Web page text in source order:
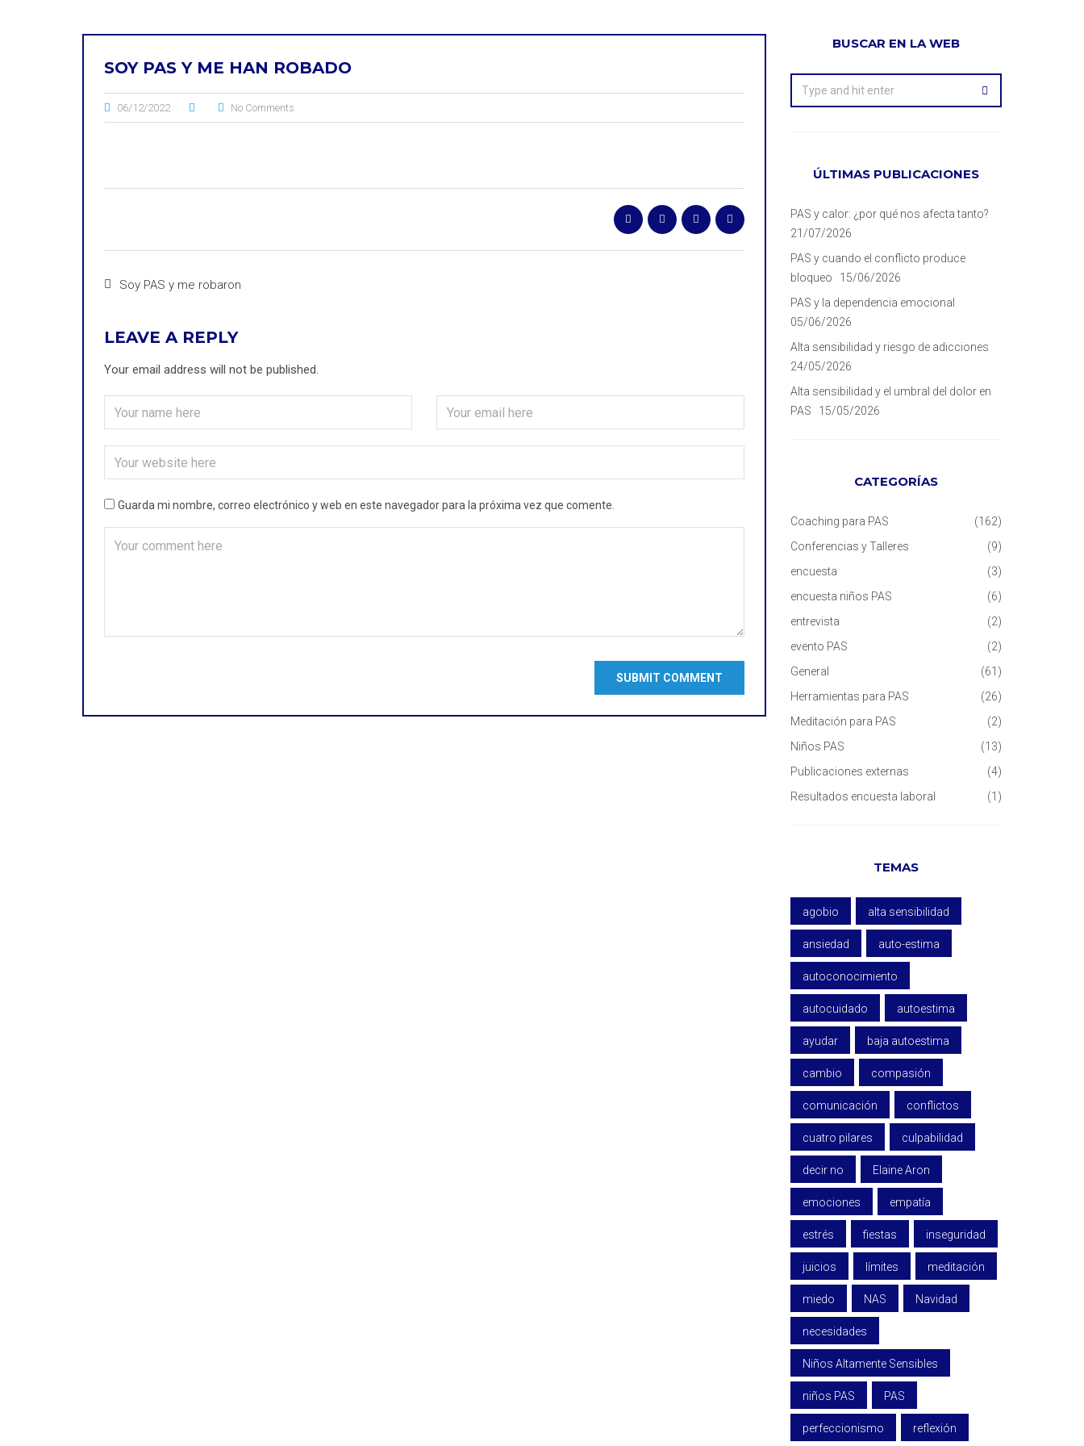
SOY PAS Y ME HAN ROBADO
06/12/2022 No Comments
Soy PAS y me robaron
LEAVE A REPLY
Your email address will not be published.
Guarda mi nombre, correo electrónico y web en este navegador para la próxima vez que comente.
BUSCAR EN LA WEB
ÚLTIMAS PUBLICACIONES
PAS y calor: ¿por qué nos afecta tanto?
21/07/2026
PAS y cuando el conflicto produce
bloqueo
15/06/2026
PAS y la dependencia emocional
05/06/2026
Alta sensibilidad y riesgo de adicciones
24/05/2026
Alta sensibilidad y el umbral del dolor en
PAS
15/05/2026
CATEGORÍAS
Coaching para PAS
(162)
Conferencias y Talleres
(9)
encuesta
(3)
encuesta niños PAS
(6)
entrevista
(2)
evento PAS
(2)
General
(61)
Herramientas para PAS
(26)
Meditación para PAS
(2)
Niños PAS
(13)
Publicaciones externas
(4)
Resultados encuesta laboral
(1)
TEMAS
agobio alta sensibilidad
ansiedad auto-estima
autoconocimiento
autocuidado autoestima
ayudar baja autoestima
cambio compasión
comunicación conflictos
cuatro pilares culpabilidad
decir no Elaine Aron
emociones empatía
estrés fiestas inseguridad
juicios límites meditación
miedo NAS Navidad
necesidades
Niños Altamente Sensibles
niños PAS PAS
perfeccionismo reflexión